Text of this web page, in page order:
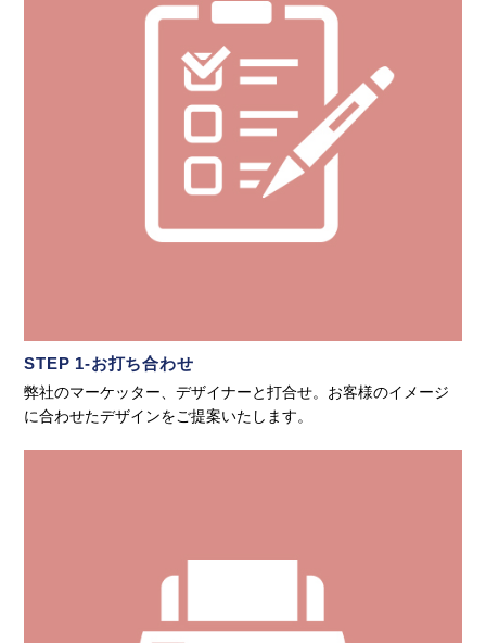
STEP 1-お打ち合わせ
弊社のマーケッター、デザイナーと打合せ。お客様のイメージ
に合わせたデザインをご提案いたします。